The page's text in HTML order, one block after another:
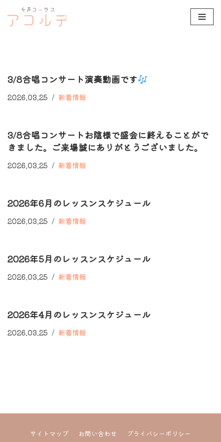
コ
ツ
へ
ッ
プ
3/8合唱コンサート演奏動画です
2026.03.25 新着情報
3/8合唱コンサートお陰様で盛会に終えることがで
きました。ご来場誠にありがとうございました。
2026.03.25 新着情報
2026年6月のレッスンスケジュール
2026.03.25 新着情報
2026年5月のレッスンスケジュール
2026.03.25 新着情報
2026年4月のレッスンスケジュール
2026.03.25 新着情報
サイトマップ お問い合わせ プライバシーポリシー